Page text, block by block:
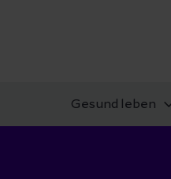
Gesund leben